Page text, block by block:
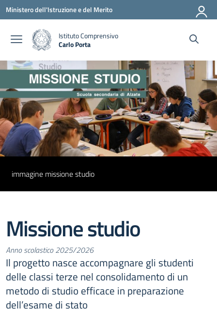
Vai ai contenuti
Vai al menu di navigazione
Vai al footer
Ministero dell'Istruzione e del Merito
Istituto Comprensivo
Carlo Porta
immagine missione studio
Missione studio
Anno scolastico 2025/2026
Il progetto nasce accompagnare gli studenti
delle classi terze nel consolidamento di un
metodo di studio efficace in preparazione
dell’esame di stato